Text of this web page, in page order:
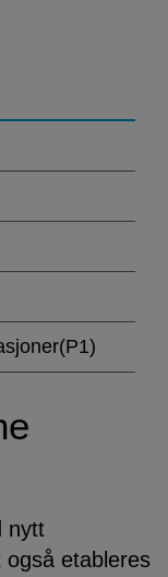
nytt
også etableres